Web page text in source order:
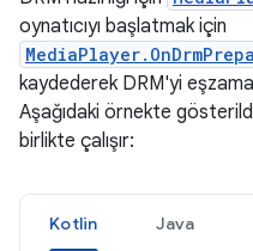
oynatıcıyı başlatmak için
kaydederek DRM'yi
Aşağıdaki örnekte
birlikte çalışır:
Kotlin Java